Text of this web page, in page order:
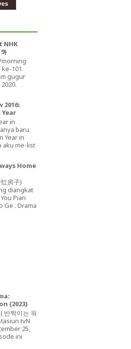
NHK
morning
101
gugur
2016:
in
baru
Year in
aku me-list
Home
房子)
diangkat
Pian
Ge . Drama
(2023)
반짝이는 워
tvN
25,
ini